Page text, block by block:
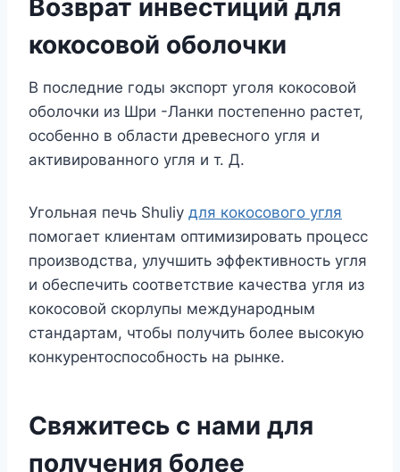
Возврат инвестиций для
кокосовой оболочки
В последние годы экспорт уголя кокосовой
оболочки из Шри -Ланки постепенно растет,
особенно в области древесного угля и
активированного угля и т. Д.
Угольная печь Shuliy для кокосового угля
помогает клиентам оптимизировать процесс
производства, улучшить эффективность угля
и обеспечить соответствие качества угля из
кокосовой скорлупы международным
стандартам, чтобы получить более высокую
конкурентоспособность на рынке.
Свяжитесь с нами для
получения более